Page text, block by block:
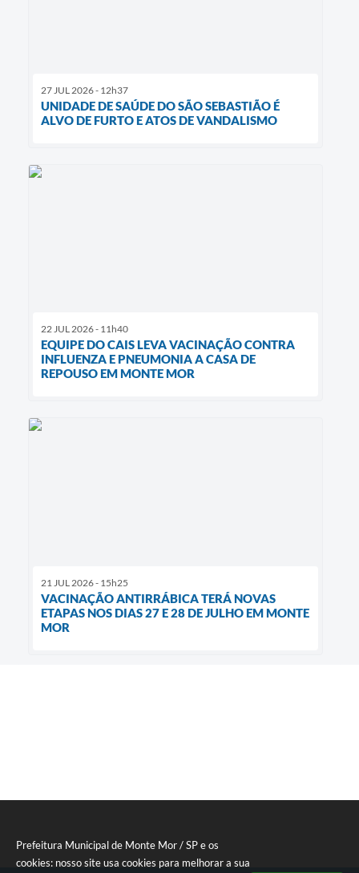
Prefeitura Municipal de Monte Mor / SP e os
cookies: nosso site usa cookies para melhorar a sua
27 JUL 2026 - 12h37
UNIDADE DE SAÚDE DO SÃO SEBASTIÃO É
ALVO DE FURTO E ATOS DE VANDALISMO
22 JUL 2026 - 11h40
EQUIPE DO CAIS LEVA VACINAÇÃO CONTRA
INFLUENZA E PNEUMONIA A CASA DE
REPOUSO EM MONTE MOR
21 JUL 2026 - 15h25
VACINAÇÃO ANTIRRÁBICA TERÁ NOVAS
ETAPAS NOS DIAS 27 E 28 DE JULHO EM MONTE
MOR